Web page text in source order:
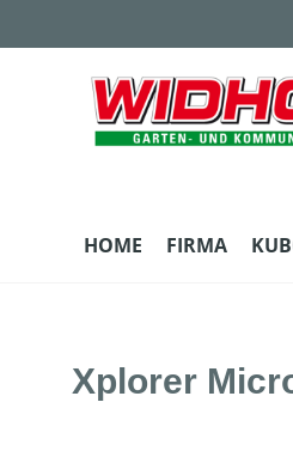
HOME FIRMA
Xplorer